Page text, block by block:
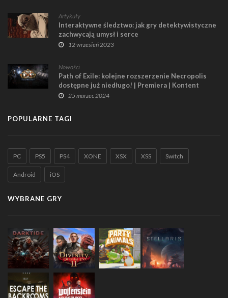
Artykuły
Interaktywne śledztwo: jak gry detektywistyczne
zachwycają umysł i serce
12 wrzesień 2023
Nowości
Path of Exile: kolejne rozszerzenie Necropolis
dostępne już niedługo! | Premiera | Kontent
25 marzec 2024
POPULARNE TAGI
PC PS5 PS4 XONE XSX XSS Switch
Android iOS
WYBRANE GRY